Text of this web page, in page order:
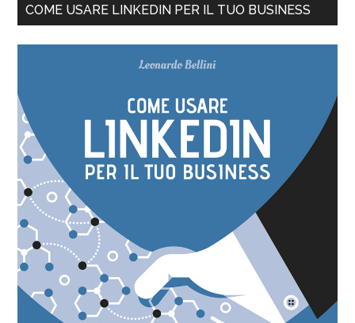
COME USARE LINKEDIN PER IL TUO BUSINESS